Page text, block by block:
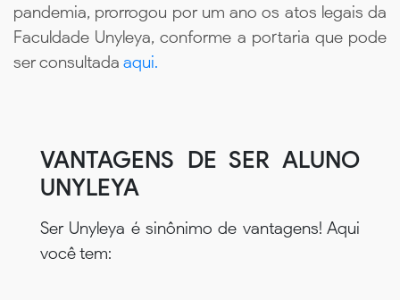
pandemia, prorrogou por um ano os atos legais da
Faculdade Unyleya, conforme a portaria que pode
ser consultada aqui.
VANTAGENS DE SER ALUNO
UNYLEYA
Ser Unyleya é sinônimo de vantagens! Aqui
você tem: